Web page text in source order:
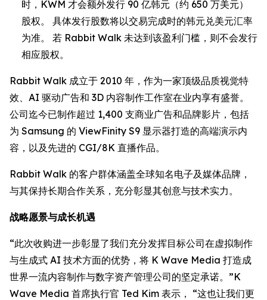
时，KWM 才会额外发行 90 亿韩元（约 650 万美元）
股权。 具体发行股数将以交易完成时的韩元兑美元汇率
为准。 若 Rabbit Walk 未达到该盈利门槛，则不会发行
相应股权。
Rabbit Walk 成立于 2010 年，作为一家顶级品质视觉特
效、AI 驱动广告和 3D 内容制作工作室在业内享有盛誉。
公司迄今已制作超过 1,400 支商业广告和品牌影片，包括
为 Samsung 的 ViewFinity S9 显示器打造的高端演示内
容，以及先进的 CGI/8K 直播作品。
Rabbit Walk 的客户群体涵盖全球知名电子及媒体品牌，
与其保持长期合作关系，充分彰显其创意与技术实力。
战略愿景与成长机遇
“此次收购进一步彰显了我们充分发挥目标公司在虚拟制作
与生成式 AI 技术方面的优势，将 K Wave Media 打造成
世界一流内容制作与数字资产管理公司的坚定承诺。”K
Wave Media 首席执行官 Ted Kim 表示， “这也让我们更